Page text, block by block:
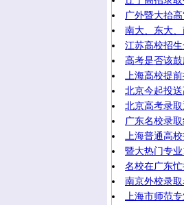
广外暨大抬高
南大、东大
江苏高校招
高考是否该鼓
上海高校提
北京今起投
北京高考录
广东名校录
上海普通高
暨大热门专业
名校在广东忙
南京外校录
上海市师范